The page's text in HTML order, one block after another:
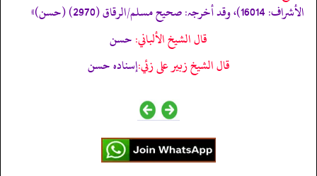
الأشراف: 16014)، وقد أخرجہ: صحیح مسلم/الرقاق (2970) (حسن)»
قال الشيخ الألباني:حسن
قال الشيخ زبير على زئي:إسناده حسن